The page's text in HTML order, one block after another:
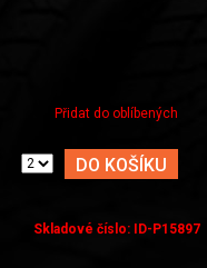
Skladové číslo: ID-P15897
Přidat do oblíbených
DO KOŠÍKU